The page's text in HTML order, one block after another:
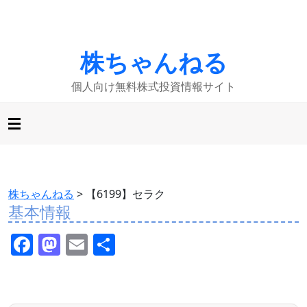
株ちゃんねる
個人向け無料株式投資情報サイト
株ちゃんねる > 【6199】セラク
基本情報
F M E